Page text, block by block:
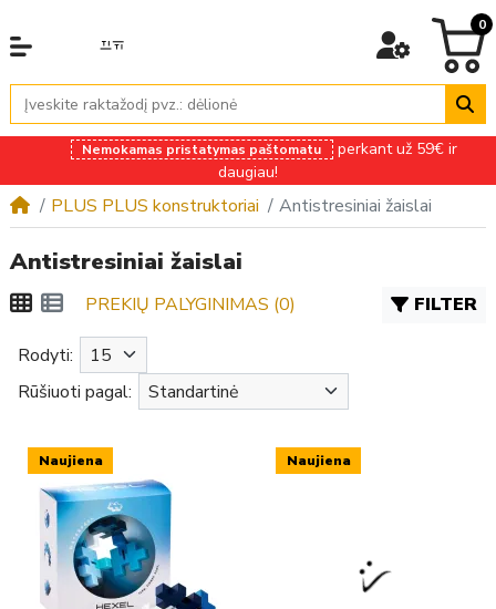
0
Nemokamas pristatymas paštomatu
perkant už 59€ ir
daugiau!
PLUS PLUS konstruktoriai Antistresiniai žaislai
Antistresiniai žaislai
FILTER
PREKIŲ PALYGINIMAS (0)
Rodyti:
Rūšiuoti pagal:
Naujiena Naujiena